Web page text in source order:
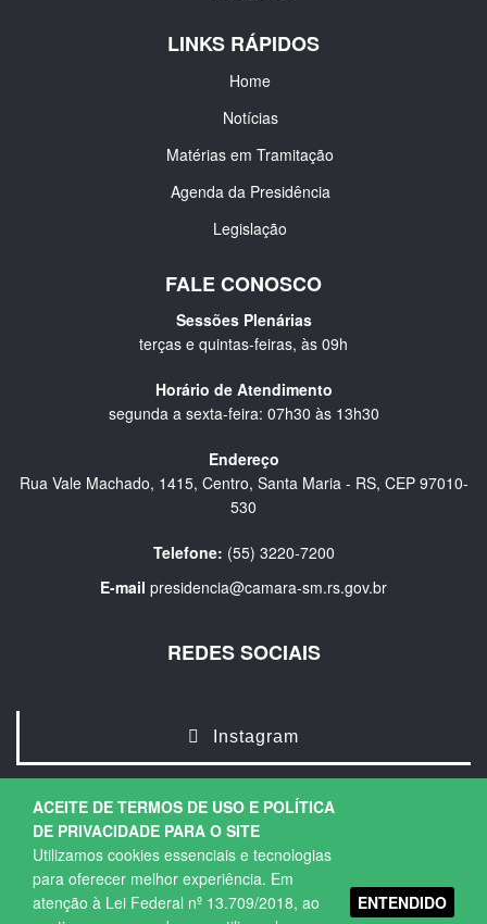
ACEITE DE TERMOS DE USO E POLÍTICA
DE PRIVACIDADE PARA O SITE
Utilizamos cookies essenciais e tecnologias
para oferecer melhor experiência. Em
atenção à Lei Federal nº 13.709/2018, ao
ENTENDIDO
LINKS RÁPIDOS
Home
Notícias
Matérias em Tramitação
Agenda da Presidência
Legislação
FALE CONOSCO
Sessões Plenárias
terças e quintas-feiras, às 09h
Horário de Atendimento
segunda a sexta-feira: 07h30 às 13h30
Endereço
Rua Vale Machado, 1415, Centro, Santa Maria - RS, CEP 97010-
530
Telefone: (55) 3220-7200
E-mail presidencia@camara-sm.rs.gov.br
REDES SOCIAIS
Instagram
Copyright © 2026. Todos os direitos Reservados.